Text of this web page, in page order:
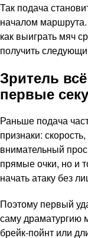
Так подача
началом
как выиграть мяч
получить
Зритель
первые
Раньше подача
признаки:
внимательный
прямые очки, но и
начать атаку без
Поэтому первый
саму драматургию
брейк-пойнт или